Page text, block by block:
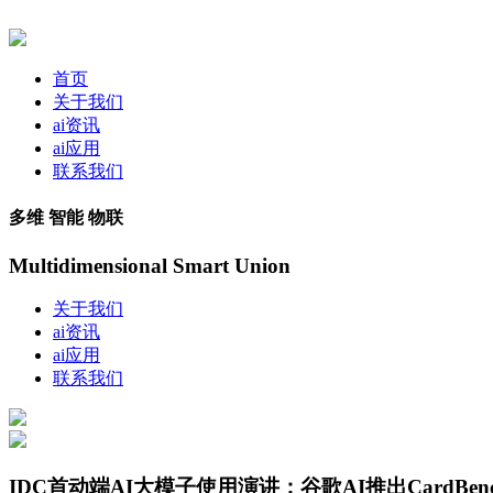
首页
关于我们
ai资讯
ai应用
联系我们
多维 智能 物联
Multidimensional Smart Union
关于我们
ai资讯
ai应用
联系我们
IDC首动端AI大模子使用演讲；谷歌AI推出